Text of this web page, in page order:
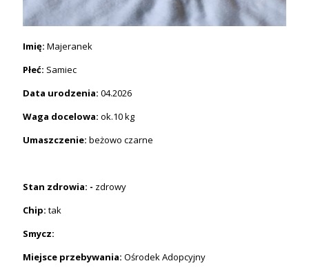
Imię: Majeranek
Płeć: Samiec
Data urodzenia: 04.2026
Waga docelowa: ok.10 kg
Umaszczenie: beżowo czarne
Stan zdrowia: - zdrowy
Chip: tak
Smycz:
Miejsce przebywania: Ośrodek Adopcyjny